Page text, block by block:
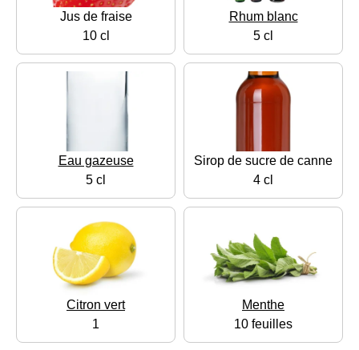
Jus de fraise
10 cl
Rhum blanc
5 cl
Eau gazeuse
5 cl
Sirop de sucre de canne
4 cl
Citron vert
1
Menthe
10 feuilles